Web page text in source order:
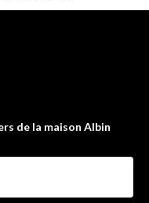
de la maison Albin